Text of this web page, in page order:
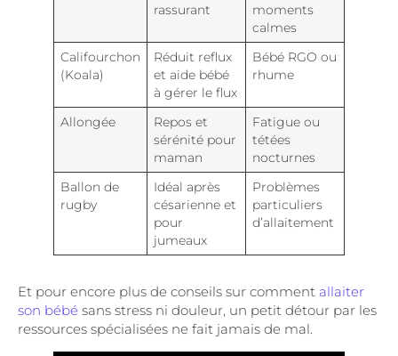
rassurant
moments
calmes
Califourchon
(Koala)
Réduit reflux
et aide bébé
à gérer le flux
Bébé RGO ou
rhume
Allongée
Repos et
sérénité pour
maman
Fatigue ou
tétées
nocturnes
Ballon de
rugby
Idéal après
césarienne et
pour
jumeaux
Problèmes
particuliers
d’allaitement
Et pour encore plus de conseils sur comment allaiter
son bébé sans stress ni douleur, un petit détour par les
ressources spécialisées ne fait jamais de mal.